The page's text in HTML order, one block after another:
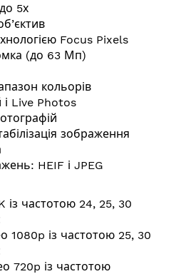
5х
Focus Pixels
(до 63 Мп)
кольорів
і Live Photos
зображення
HEIF і JPEG
із частотою 24, 25, 30
1080p із частотою 25, 30
720p із частотою